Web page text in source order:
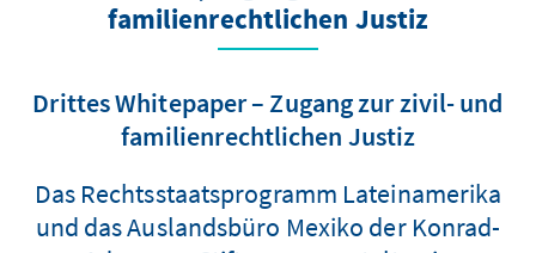
familienrechtlichen Justiz
Drittes Whitepaper – Zugang zur zivil- und
familienrechtlichen Justiz
Das Rechtsstaatsprogramm Lateinamerika
und das Auslandsbüro Mexiko der Konrad-